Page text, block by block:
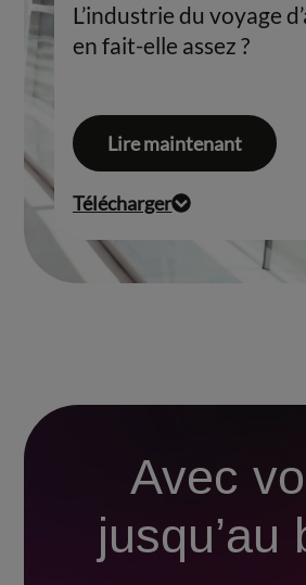
L’industrie du voyage
en fait-elle assez ?
Lire maintenant
Télécharger
Avec
jusqu’au